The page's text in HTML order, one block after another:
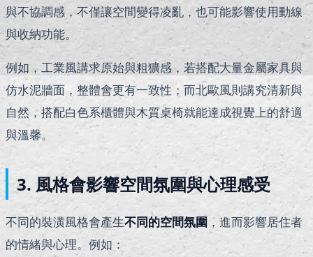
與不協調感，不僅讓空間變得凌亂，也可能影響使用動線
與收納功能。
例如，工業風講求原始與粗獷感，若搭配大量金屬家具與
仿水泥牆面，整體會更有一致性；而北歐風則講究清新與
自然，搭配白色系櫃體與木質桌椅就能達成視覺上的舒適
與溫馨。
3. 風格會影響空間氛圍與心理感受
不同的裝潢風格會產生不同的空間氛圍 ，進而影響居住者
的情緒與心理。例如：